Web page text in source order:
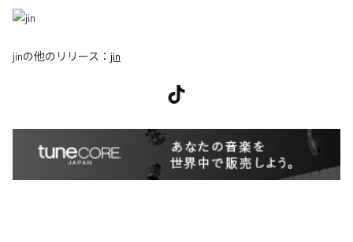
jinの他のリリース： jin